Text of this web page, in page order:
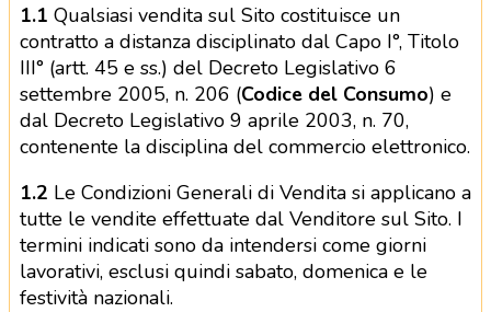
1.1 Qualsiasi vendita sul Sito costituisce un
contratto a distanza disciplinato dal Capo I°, Titolo
III° (artt. 45 e ss.) del Decreto Legislativo 6
settembre 2005, n. 206 (Codice del Consumo) e
dal Decreto Legislativo 9 aprile 2003, n. 70,
contenente la disciplina del commercio elettronico.
1.2 Le Condizioni Generali di Vendita si applicano a
tutte le vendite effettuate dal Venditore sul Sito. I
termini indicati sono da intendersi come giorni
lavorativi, esclusi quindi sabato, domenica e le
festività nazionali.